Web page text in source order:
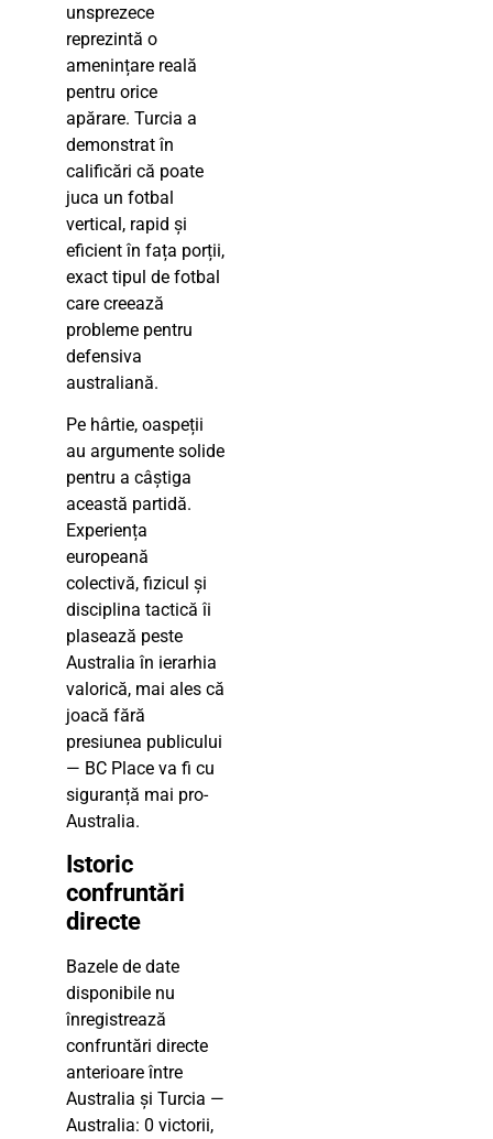
unsprezece
reprezintă o
amenințare reală
pentru orice
apărare. Turcia a
demonstrat în
calificări că poate
juca un fotbal
vertical, rapid și
eficient în fața porții,
exact tipul de fotbal
care creează
probleme pentru
defensiva
australiană.
Pe hârtie, oaspeții
au argumente solide
pentru a câștiga
această partidă.
Experiența
europeană
colectivă, fizicul și
disciplina tactică îi
plasează peste
Australia în ierarhia
valorică, mai ales că
joacă fără
presiunea publicului
— BC Place va fi cu
siguranță mai pro-
Australia.
Istoric
confruntări
directe
Bazele de date
disponibile nu
înregistrează
confruntări directe
anterioare între
Australia și Turcia —
Australia: 0 victorii,